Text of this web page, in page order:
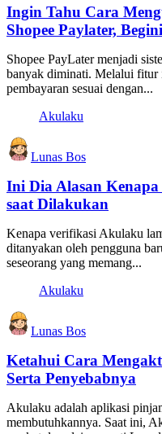
Ingin Tahu Cara
Shopee Paylater,
Shopee PayLater menjadi
banyak diminati. Melalui fitur
pembayaran sesuai dengan...
Akulaku
Lunas Bos
Ini Dia Alasan
saat Dilakukan
Kenapa verifikasi Akulaku
ditanyakan oleh pengguna
seseorang yang memang...
Akulaku
Lunas Bos
Ketahui Cara
Serta Penyebabnya
Akulaku adalah aplikasi
membutuhkannya. Saat ini,